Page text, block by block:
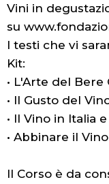
Vini in
su
I testi che vi
Kit:
• L'Arte del Bere
• Il Gusto del
• Il Vino in Italia
• Abbinare il
Il Corso è da